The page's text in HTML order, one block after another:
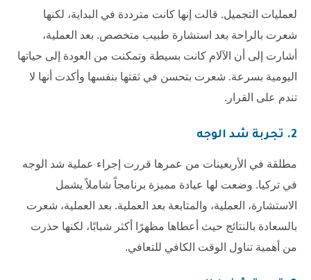
لعمليات التجميل. قالت إنها كانت مترددة في البداية، لكنها
شعرت بالراحة بعد استشارة طبيب متخصص. بعد العملية،
أشارت إلى أن الآلام كانت بسيطة وتمكنت من العودة إلى حياتها
اليومية بسرعة. شعرت بتحسن في ثقتها بنفسها وأكدت أنها لا
تندم على القرار.
2. تجربة شد الوجه
مطلقة في الأربعينات من عمرها قررت إجراء عملية شد الوجه
في تركيا. وضعت لها عيادة مميزة برنامجاً شاملاً يشمل
الاستشارة، العملية، والمتابعة بعد العملية. بعد العملية، شعرت
بالسعادة بالنتائج حيث أعطاها مظهرًا أكثر شبابًا، لكنها حذرت
من أهمية تناول الوقت الكافي للتعافي.